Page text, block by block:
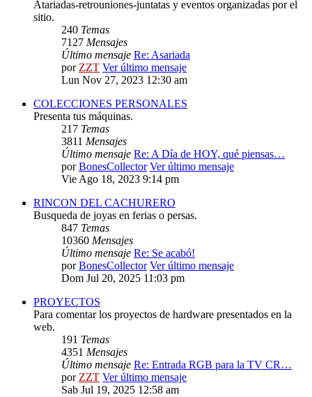
Atariadas-retrouniones-juntatas y eventos organizadas por el
sitio.
240 Temas
7127 Mensajes
Último mensaje Re: Asariada
porZZT Ver último mensaje
Lun Nov 27, 2023 12:30 am
COLECCIONES PERSONALES
Presenta tus máquinas.
217 Temas
3811 Mensajes
Último mensaje Re: A Día de HOY, qué piensas…
porBonesCollector Ver último mensaje
Vie Ago 18, 2023 9:14 pm
RINCON DEL CACHURERO
Busqueda de joyas en ferias o persas.
847 Temas
10360 Mensajes
Último mensaje Re: Se acabó!
porBonesCollector Ver último mensaje
Dom Jul 20, 2025 11:03 pm
PROYECTOS
Para comentar los proyectos de hardware presentados en la
web.
191 Temas
4351 Mensajes
Último mensaje Re: Entrada RGB para la TV CR…
porZZT Ver último mensaje
Sab Jul 19, 2025 12:58 am